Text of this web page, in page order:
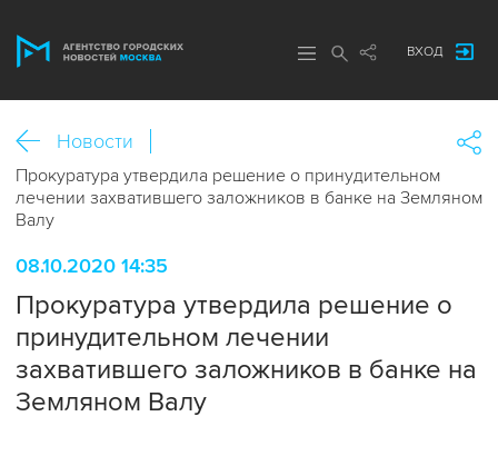
ВХОД
Новости
Прокуратура утвердила решение о принудительном
лечении захватившего заложников в банке на Земляном
Валу
08.10.2020 14:35
Прокуратура утвердила решение о
принудительном лечении
захватившего заложников в банке на
Земляном Валу